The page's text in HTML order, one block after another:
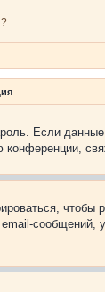
Если
сообщений,